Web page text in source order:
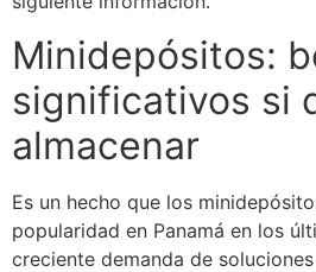
Minidepósitos:
significativos si
almacenar
Es un hecho que los
popularidad en Panamá en los
creciente demanda de